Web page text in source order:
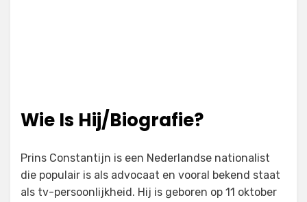
Wie Is Hij/Biografie?
Prins Constantijn is een Nederlandse nationalist
die populair is als advocaat en vooral bekend staat
als tv-persoonlijkheid. Hij is geboren op 11 oktober